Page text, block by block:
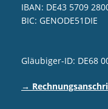
IBAN: DE43 5709
BIC: GENODE51DIE
Gläubiger-ID: DE68
→